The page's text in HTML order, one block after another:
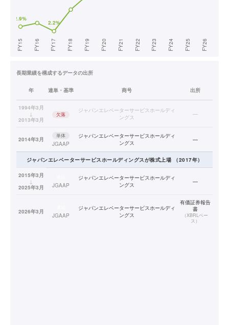
長期業績を構成するデータの出所
年 連単・基準 商号 出所
1994年3月
↓
2013年3月
欠落
ジャパンエレベーターサービスホールディ
ングス
—
2014年3月
単体
JGAAP
ジャパンエレベーターサービスホールディ
ングス
—
ジャパンエレベーターサービスホールディングスが株式上場 （2017年）
2015年3月
↓
2025年3月
JGAAP
ジャパンエレベーターサービスホールディ
ングス
—
2026年3月
JGAAP
ジャパンエレベーターサービスホールディ
ングス
有価証券報告
書
（XBRLベー
ス）